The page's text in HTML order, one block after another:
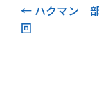
前記事
ハクマン
回